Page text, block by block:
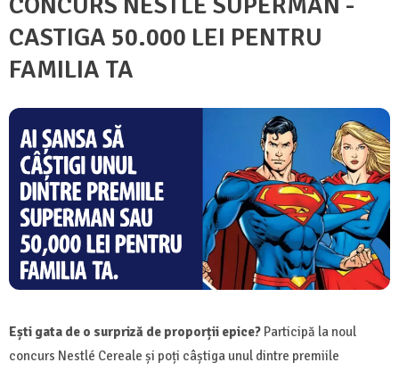
CASTIGA 50.000 LEI PENTRU
FAMILIA TA
Ești gata de o surpriză de proporții epice? Participă la noul
concurs Nestlé Cereale și poți câștiga unul dintre premiile